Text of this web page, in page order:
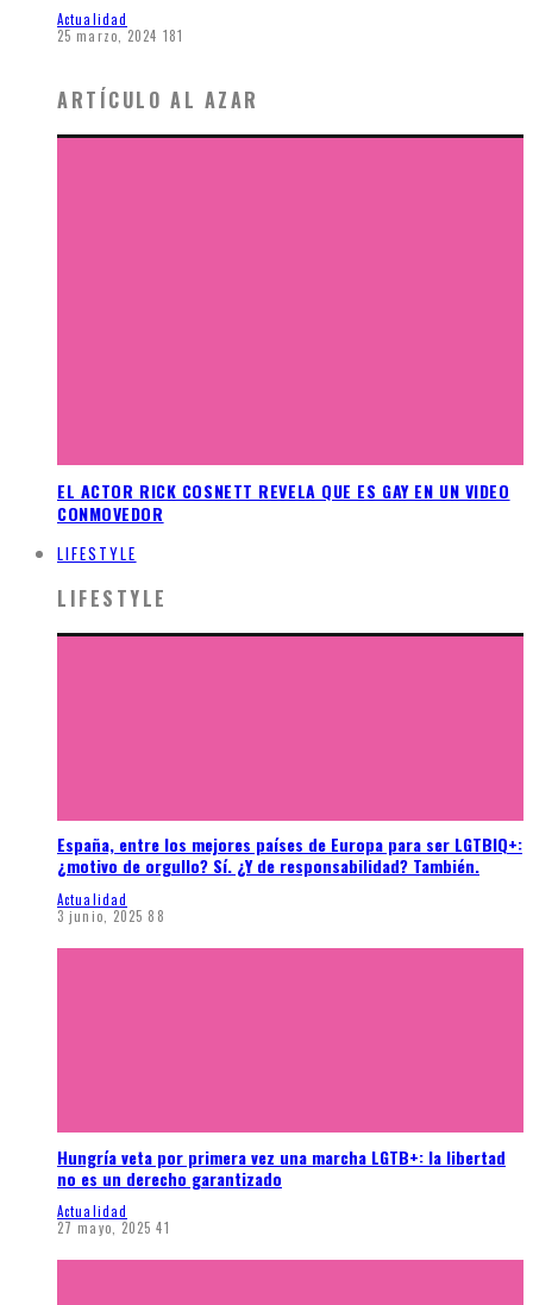
Actualidad
25 marzo, 2024 181
ARTÍCULO AL AZAR
EL ACTOR RICK COSNETT REVELA QUE ES GAY EN UN VIDEO
CONMOVEDOR
LIFESTYLE
LIFESTYLE
España, entre los mejores países de Europa para ser LGTBIQ+:
¿motivo de orgullo? Sí. ¿Y de responsabilidad? También.
Actualidad
3 junio, 2025 88
Hungría veta por primera vez una marcha LGTB+: la libertad
no es un derecho garantizado
Actualidad
27 mayo, 2025 41